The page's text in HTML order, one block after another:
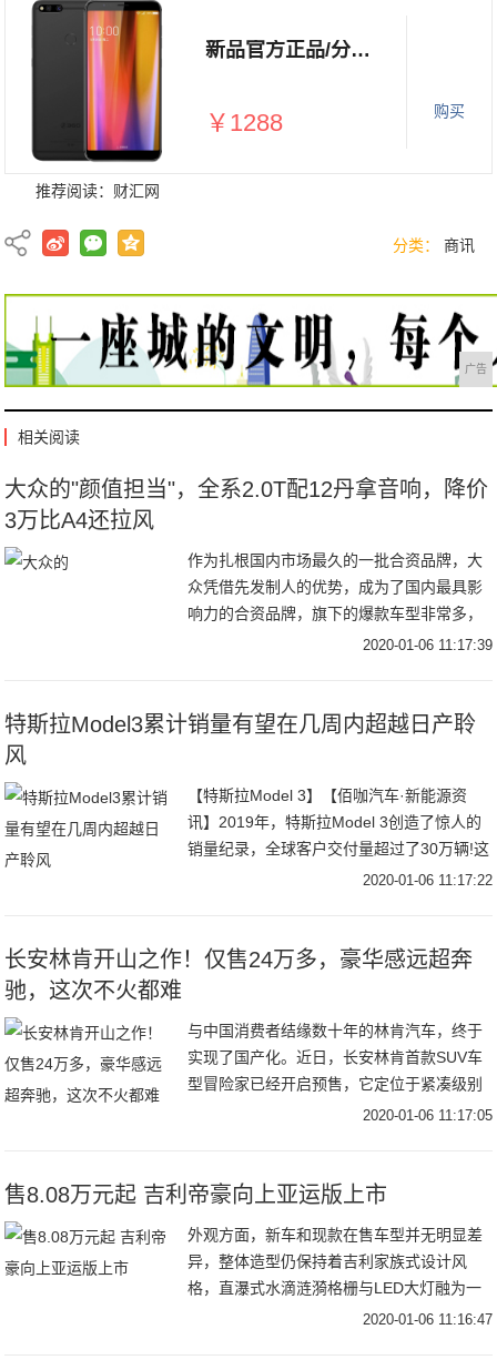
新品官方正品/分期付款】 360 N7全网通4G全面屏一体机游戏机学生手机360官方旗舰店官网全新n6 pro
￥1288 购买
推荐阅读： 财汇网
分类： 商讯
广告
相关阅读
大众的"颜值担当"，全系2.0T配12丹拿音响，降价
3万比A4还拉风
作为扎根国内市场最久的一批合资品牌，大
众凭借先发制人的优势，成为了国内最具影
响力的合资品牌，旗下的爆款车型非常多，
大街小巷都能看到大众汽车疾驰的身影。然
2020-01-06 11:17:39
特斯拉Model3累计销量有望在几周内超越日产聆
风
【特斯拉Model 3】【佰咖汽车·新能源资
讯】2019年，特斯拉Model 3创造了惊人的
销量纪录，全球客户交付量超过了30万辆!这
绝对是第一个达到如此高销量水平的特斯拉
2020-01-06 11:17:22
长安林肯开山之作！仅售24万多，豪华感远超奔
驰，这次不火都难
与中国消费者结缘数十年的林肯汽车，终于
实现了国产化。近日，长安林肯首款SUV车
型冒险家已经开启预售，它定位于紧凑级别
SUV车型，竞争对手锁定在宝马X1等车型。
2020-01-06 11:17:05
售8.08万元起 吉利帝豪向上亚运版上市
外观方面，新车和现款在售车型并无明显差
异，整体造型仍保持着吉利家族式设计风
格，直瀑式水滴涟漪格栅与LED大灯融为一
体，剑鱼式的镀铬亮条横贯下格栅，整体造
2020-01-06 11:16:47